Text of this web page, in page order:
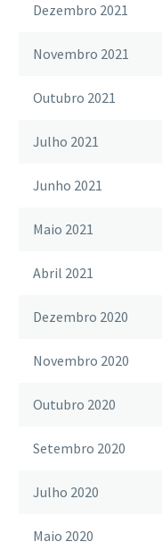
Dezembro 2021
Novembro 2021
Outubro 2021
Julho 2021
Junho 2021
Maio 2021
Abril 2021
Dezembro 2020
Novembro 2020
Outubro 2020
Setembro 2020
Julho 2020
Maio 2020